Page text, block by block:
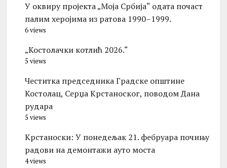
У оквиру пројекта „Моја Србија“ одата почаст
палим херојима из ратова 1990–1999.
6 views
„Костолачки котлић 2026.“
5 views
Честитка председника Градске општине
Костолац, Серџа Крстаноског, поводом Дана
рудара
5 views
Kрстаноски: У понедељак 21. фебруара почињу
радови на демонтажи ауто моста
4 views